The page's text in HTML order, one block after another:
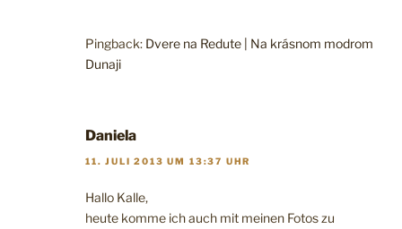
Pingback: Dvere na Redute | Na krásnom modrom
Dunaji
Daniela
11. JULI 2013 UM 13:37 UHR
Hallo Kalle,
heute komme ich auch mit meinen Fotos zu